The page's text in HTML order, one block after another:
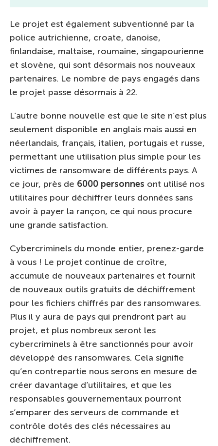
Le projet est également subventionné par la
police autrichienne, croate, danoise,
finlandaise, maltaise, roumaine, singapourienne
et slovène, qui sont désormais nos nouveaux
partenaires. Le nombre de pays engagés dans
le projet passe désormais à 22.
L’autre bonne nouvelle est que le site n’est plus
seulement disponible en anglais mais aussi en
néerlandais, français, italien, portugais et russe,
permettant une utilisation plus simple pour les
victimes de ransomware de différents pays. A
ce jour, près de 6000 personnes ont utilisé nos
utilitaires pour déchiffrer leurs données sans
avoir à payer la rançon, ce qui nous procure
une grande satisfaction.
Cybercriminels du monde entier, prenez-garde
à vous ! Le projet continue de croître,
accumule de nouveaux partenaires et fournit
de nouveaux outils gratuits de déchiffrement
pour les fichiers chiffrés par des ransomwares.
Plus il y aura de pays qui prendront part au
projet, et plus nombreux seront les
cybercriminels à être sanctionnés pour avoir
développé des ransomwares. Cela signifie
qu’en contrepartie nous serons en mesure de
créer davantage d’utilitaires, et que les
responsables gouvernementaux pourront
s’emparer des serveurs de commande et
contrôle dotés des clés nécessaires au
déchiffrement.